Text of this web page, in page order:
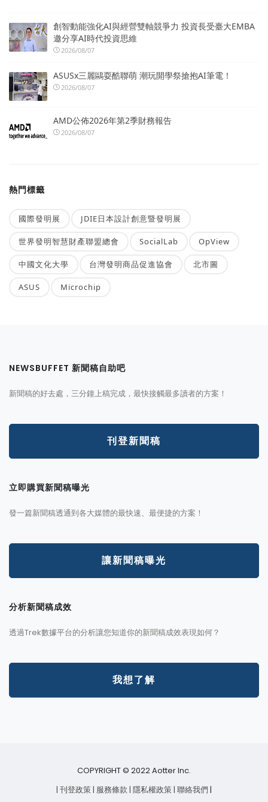
創智動能強化AI與經營雙軸競爭力 投資長受臺大EMBA
邀分享AI時代投資思維
2026/08/07
ASUSx三麗鷗耍酷聯萌 潮玩開學祭搶抱AI筆電！
2026/08/07
AMD公佈2026年第2季財務報告
2026/08/07
熱門標籤
國際發明展 JDIE日本設計創意暨發明展
世界發明智慧財產聯盟總會 SocialLab OpView
中國文化大學 台灣發明商品促進協會 北市圖
ASUS Microchip
NEWSBUFFET 新聞稿自助吧
新聞稿的好去處，三分鐘上稿完成，最快接觸最多讀者的方案！
刊登新聞稿
立即購買新聞稿曝光
發一篇新聞稿透通到各大媒體的最快速、最便捷的方案！
讓新聞稿曝光
分析新聞稿成效
透過Trek數據平台的分析讓您知道你的新聞稿成效表現如何？
我想了解
COPYRIGHT © 2022 Aotter Inc.
| 刊登政策| 服務條款| 隱私權政策| 聯絡我們 |